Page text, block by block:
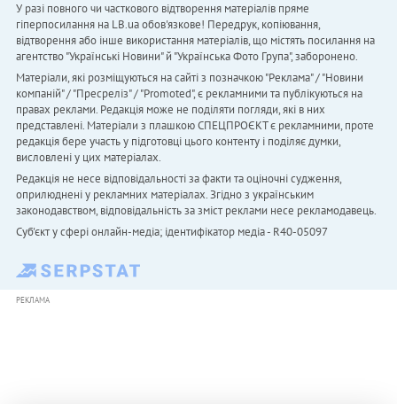
У разі повного чи часткового відтворення матеріалів пряме
гіперпосилання на LB.ua обов'язкове! Передрук, копіювання,
відтворення або інше використання матеріалів, що містять посилання на
агентство "Українськi Новини" й "Українська Фото Група", заборонено.
Матеріали, які розміщуються на сайті з позначкою "Реклама" / "Новини
компаній" / "Пресреліз" / "Promoted", є рекламними та публікуються на
правах реклами. Редакція може не поділяти погляди, які в них
представлені. Матеріали з плашкою СПЕЦПРОЄКТ є рекламними, проте
редакція бере участь у підготовці цього контенту і поділяє думки,
висловлені у цих матеріалах.
Редакція не несе відповідальності за факти та оціночні судження,
оприлюднені у рекламних матеріалах. Згідно з українським
законодавством, відповідальність за зміст реклами несе рекламодавець.
Cуб'єкт у сфері онлайн-медіа; ідентифікатор медіа - R40-05097
РЕКЛАМА